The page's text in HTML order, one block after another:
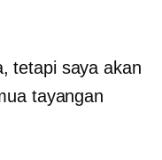
tetapi saya akan
tayangan